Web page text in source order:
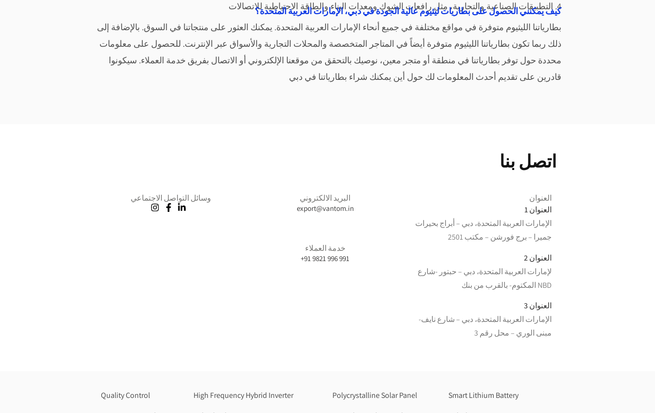
4. التطبيقات الصناعية والتجارية، مثل رافعات الشوك ومعدات البناء والطاقة الاحتياطية للاتصالات
كيف يمكنني الحصول على بطاريات ليثيوم عالية الجودة في دبي، الإمارات العربية المتحدة؟
بطارياتنا الليثيوم متوفرة في مواقع مختلفة في جميع أنحاء الإمارات العربية المتحدة. يمكنك العثور على منتجاتنا في السوق. بالإضافة إلى
ذلك ربما تكون بطارياتنا الليثيوم متوفرة أيضاً في المتاجر المتخصصة والمحلات التجارية والأسواق عبر الإنترنت. للحصول على معلومات
محددة حول توفر بطارياتنا في منطقة أو متجر معين، نوصيك بالتحقق من موقعنا الإلكتروني أو الاتصال بفريق خدمة العملاء. سيكونوا
قادرين على تقديم أحدث المعلومات لك حول أين يمكنك شراء بطارياتنا في دبي
اتصل بنا
وسائل التواصل الاجتماعي
البريد الالكتروني
export@vantom.in
خدمة العملاء
+91 9821 996 991
العنوان
العنوان 1
الإمارات العربية المتحدة، دبي – أبراج بحيرات
جميرا – برج فورشن – مكتب 2501
العنوان 2
لإمارات العربية المتحدة، دبي – حبتور -شارع
المكتوم- بالقرب من بنك NBD
العنوان 3
الإمارات العربية المتحدة، دبي – شارع نايف-
مبنى الوري – محل رقم 3
Quality Control
High Frequency Hybrid Inverter
Polycrystalline Solar Panel
Smart Lithium Battery